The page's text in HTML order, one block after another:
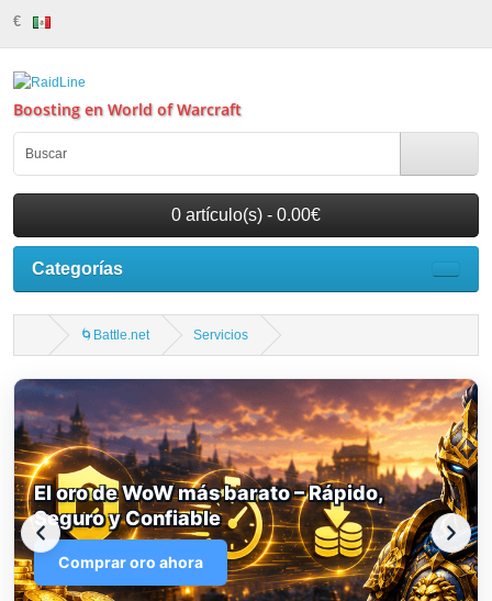
€
Boosting en World of Warcraft
0 artículo(s) - 0.00€
Categorías
🌀Battle.net Servicios
Recargar saldo de Battle.net –
Seguro y Multidivisa
Recargar ahora